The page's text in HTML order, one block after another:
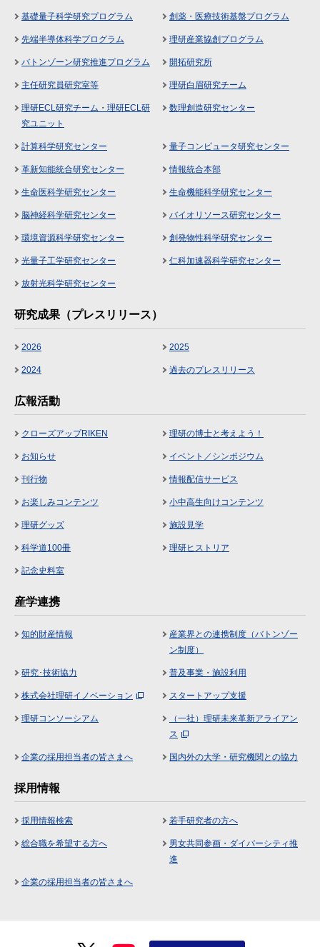
基礎量子科学研究プログラム 創薬・医療技術基盤プログラム
先端半導体科学プログラム 理研産業協創プログラム
バトンゾーン研究推進プログラム 開拓研究所
主任研究員研究室等 理研白眉研究チーム
理研ECL研究チーム・理研ECL研
究ユニット
数理創造研究センター
計算科学研究センター 量子コンピュータ研究センター
革新知能統合研究センター 情報統合本部
生命医科学研究センター 生命機能科学研究センター
脳神経科学研究センター バイオリソース研究センター
環境資源科学研究センター 創発物性科学研究センター
光量子工学研究センター 仁科加速器科学研究センター
放射光科学研究センター
研究成果（プレスリリース）
2026 2025
2024 過去のプレスリリース
広報活動
クローズアップRIKEN 理研の博士と考えよう！
お知らせ イベント／シンポジウム
刊行物 情報配信サービス
お楽しみコンテンツ 小中高生向けコンテンツ
理研グッズ 施設見学
科学道100冊 理研ヒストリア
記念史料室
産学連携
知的財産情報
産業界との連携制度（バトンゾー
ン制度）
研究･技術協力 普及事業・施設利用
株式会社理研イノベーション スタートアップ支援
理研コンソーシアム
（一社）理研未来革新アライアン
ス
企業の採用担当者の皆さまへ 国内外の大学・研究機関との協力
採用情報
採用情報検索 若手研究者の方へ
総合職を希望する方へ
男女共同参画・ダイバーシティ推
進
企業の採用担当者の皆さまへ